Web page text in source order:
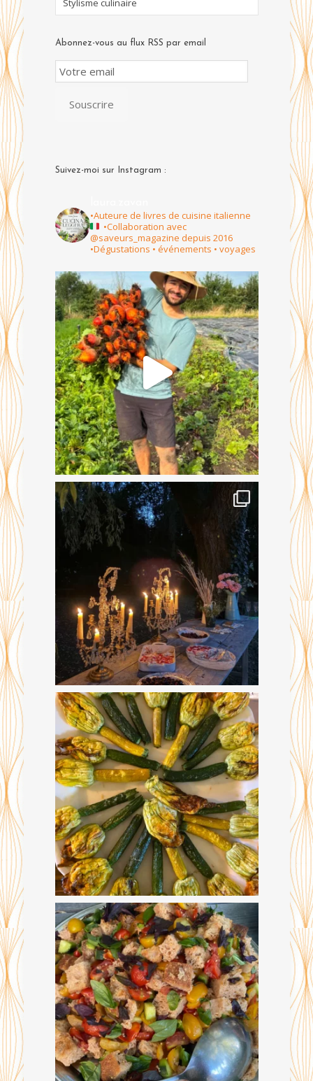
Stylisme culinaire
Abonnez-vous au flux RSS par email
Email
Subscription
Souscrire
Suivez-moi sur Instagram :
•Auteure de livres de cuisine italienne
•Collaboration avec
@saveurs_magazine depuis 2016
•Dégustations • événements • voyages